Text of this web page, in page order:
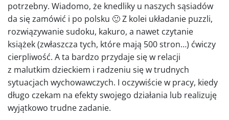
potrzebny. Wiadomo, że knedliky u naszych sąsiadów
da się zamówić i po polsku 🙂 Z kolei układanie puzzli,
rozwiązywanie sudoku, kakuro, a nawet czytanie
książek (zwłaszcza tych, które mają 500 stron…) ćwiczy
cierpliwość. A ta bardzo przydaje się w relacji
z malutkim dzieckiem i radzeniu się w trudnych
sytuacjach wychowawczych. I oczywiście w pracy, kiedy
długo czekam na efekty swojego działania lub realizuję
wyjątkowo trudne zadanie.